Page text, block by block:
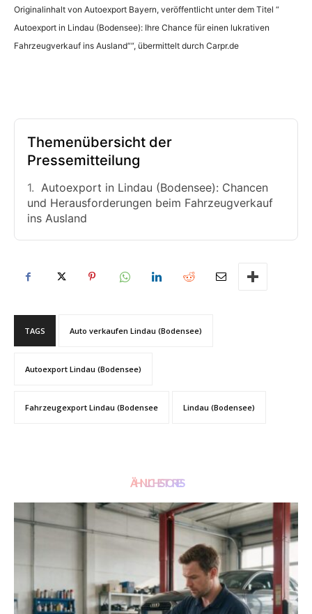
Originalinhalt von Autoexport Bayern, veröffentlicht unter dem Titel “
Autoexport in Lindau (Bodensee): Ihre Chance für einen lukrativen
Fahrzeugverkauf ins Ausland““, übermittelt durch Carpr.de
Themenübersicht der
Pressemitteilung
Autoexport in Lindau (Bodensee): Chancen
und Herausforderungen beim Fahrzeugverkauf
ins Ausland
TAGS Auto verkaufen Lindau (Bodensee)
Autoexport Lindau (Bodensee)
Fahrzeugexport Lindau (Bodensee Lindau (Bodensee)
ÄHNLICHE STORIES